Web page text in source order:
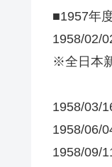
■1957年
1958/02/
※全日本
1958/03/
1958/06/
1958/09/